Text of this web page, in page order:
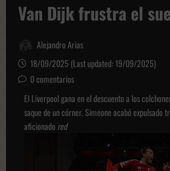
Van Dijk frustra el
Alejandro Arias
18/09/2025 (Last updated: 19/09/2025)
0 comentarios
El Liverpool gana en el descuento a los
saque de un córner. Simeone acabó expulsado
aficionado red